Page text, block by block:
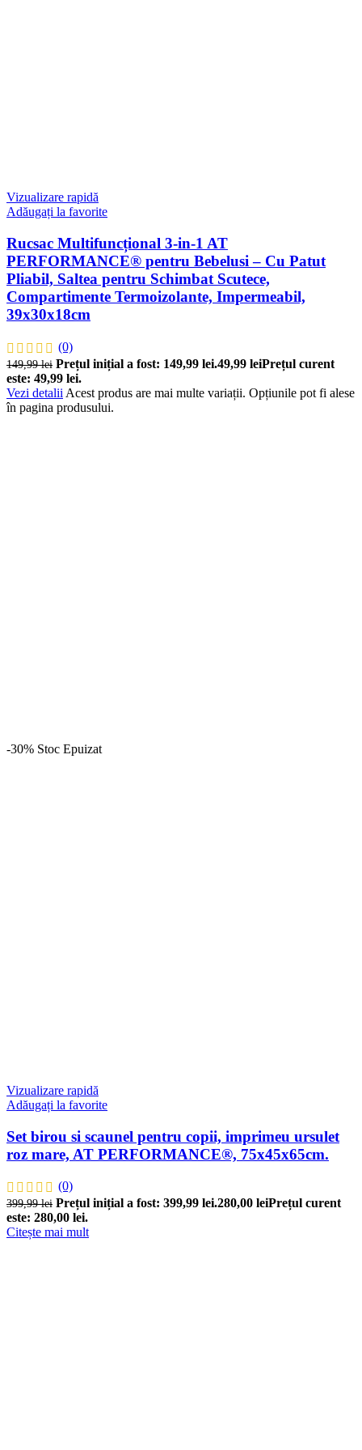
Vizualizare rapidă
Adăugați la favorite
Rucsac Multifuncțional 3-in-1 AT
PERFORMANCE® pentru Bebelusi – Cu Patut
Pliabil, Saltea pentru Schimbat Scutece,
Compartimente Termoizolante, Impermeabil,
39x30x18cm
(0)
149,99lei Prețul inițial a fost: 149,99 lei.49,99 leiPrețul curent
este: 49,99 lei.
Vezi detalii Acest produs are mai multe variații. Opțiunile pot fi alese
în pagina produsului.
-30% Stoc Epuizat
Vizualizare rapidă
Adăugați la favorite
Set birou si scaunel pentru copii, imprimeu ursulet
roz mare, AT PERFORMANCE®, 75x45x65cm.
(0)
399,99lei Prețul inițial a fost: 399,99 lei.280,00 leiPrețul curent
este: 280,00 lei.
Citește mai mult